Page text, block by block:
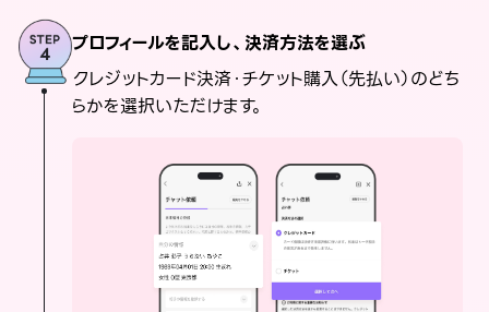
プロフィールを記入し、決済方法を選ぶ
クレジットカード決済・チケット購入（先払い）のどち
らかを選択いただけます。